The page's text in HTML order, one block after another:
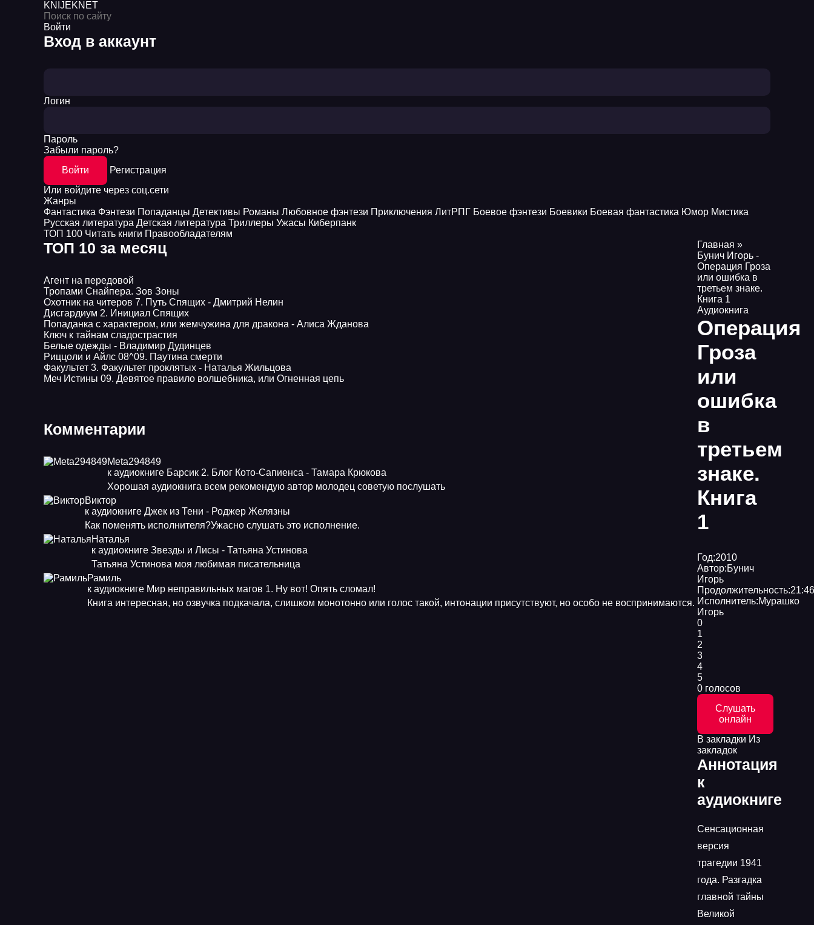
KNIJEKNET
Войти
Вход в аккаунт
Логин
Пароль
Забыли пароль?
Войти
Регистрация
Или войдите через соц.сети
Жанры
Фантастика Фэнтези Попаданцы Детективы Романы Любовное фэнтези Приключения ЛитРПГ Боевое фэнтези Боевики Боевая фантастика Юмор Мистика
Русская литература Детская литература Триллеры Ужасы Киберпанк
ТОП 100 Читать книги Правообладателям
ТОП 10 за месяц
Агент на передовой
Тропами Снайпера. Зов Зоны
Охотник на читеров 7. Путь Спящих - Дмитрий Нелин
Дисгардиум 2. Инициал Спящих
Попаданка с характером, или жемчужина для дракона - Алиса Жданова
Ключ к тайнам сладострастия
Белые одежды - Владимир Дудинцев
Pиццоли и Айлс 08^09. Паутина смерти
Факультет 3. Факультет проклятых - Наталья Жильцова
Меч Истины 09. Девятое правило волшебника, или Огненная цепь
Комментарии
Meta294849
к аудиокниге Барсик 2. Блог Кото-Сапиенса - Тамара Крюкова
Хорошая аудиокнига всем рекомендую автор молодец советую послушать
Виктор
к аудиокниге Джек из Тени - Роджер Желязны
Как поменять исполнителя?Ужасно слушать это исполнение.
Наталья
к аудиокниге Звезды и Лисы - Татьяна Устинова
Татьяна Устинова моя любимая писательница
Рамиль
к аудиокниге Мир неправильных магов 1. Ну вот! Опять сломал!
Книга интересная, но озвучка подкачала, слишком монотонно или голос такой, интонации присутствуют, но особо не воспринимаются.
Главная »
Бунич Игорь -
Операция Гроза
или ошибка в
третьем знаке.
Книга 1
Аудиокнига
Операция
Гроза
или
ошибка
в
третьем
знаке.
Книга
1
Год:2010
Автор:Бунич
Игорь
Продолжительность:
Исполнитель:Мурашко
Игорь
0
1
2
3
4
5
0 голосов
Слушать
онлайн
В закладки Из
закладок
Аннотация
к
аудиокниге
Сенсационная
версия
трагедии 1941
года. Разгадка
главной тайны
Великой